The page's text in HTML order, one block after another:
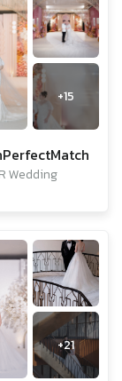
+15
Wedding
+21